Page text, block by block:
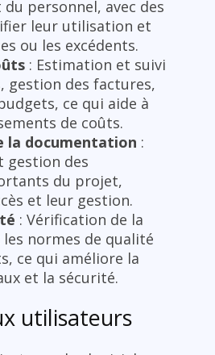
personnel, avec des
leur utilisation et
ou les excédents.
: Estimation et suivi
gestion des factures,
ce qui aide à
de coûts.
la documentation :
gestion des
du projet,
et leur gestion.
: Vérification de la
normes de qualité
ce qui améliore la
et la sécurité.
utilisateurs